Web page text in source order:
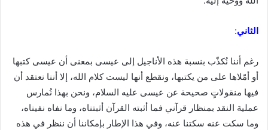
الثاني:
رغم أننا نُكذّب بنسبة هذه الأناجيل إلى عيسى بمعنى أن عيسى كتبها
أو أمّلاها على من يكتبها، ونقطع أنها ليست كلام الله، إلا أننا نعتقد أن
فيها منقولاتٍ صحيحة عن عيسى عليه السلام، ونحن بهذا نُمارس
عملية النقد بمنظار قرآني فما أثبته القرآن أثبتناه، وما نفاه نفيناه،
وما سكت عنه سكتنا عنه، وفي هذا الإطار بإمكاننا أن ننظر في هذه